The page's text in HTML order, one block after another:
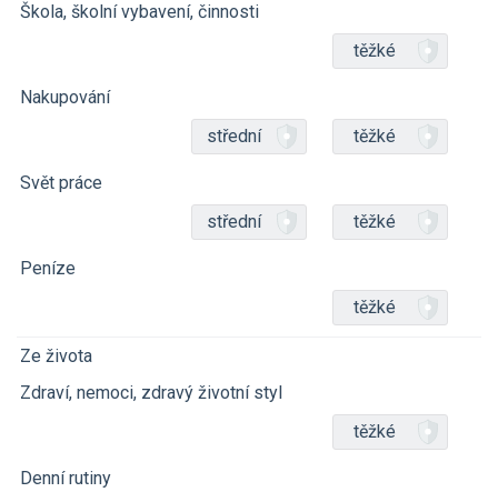
Škola, školní vybavení, činnosti
těžké
Nakupování
střední
těžké
Svět práce
střední
těžké
Peníze
těžké
Ze života
Zdraví, nemoci, zdravý životní styl
těžké
Denní rutiny